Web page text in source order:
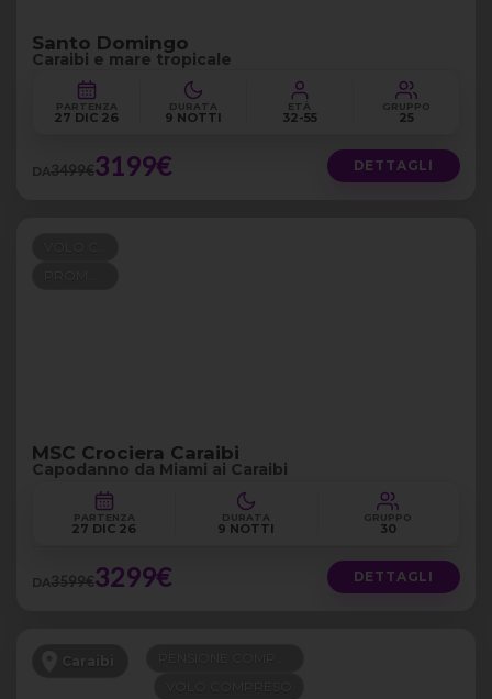
Santo Domingo
Caraibi e mare tropicale
PARTENZA
27 DIC 26
DURATA
9 NOTTI
ETÀ
32-55
GRUPPO
25
DA3499€3199€ DETTAGLI
MSC Crociera Caraibi
Capodanno da Miami ai Caraibi
PARTENZA
27 DIC 26
DURATA
9 NOTTI
GRUPPO
30
DA3599€3299€ DETTAGLI
Caraibi